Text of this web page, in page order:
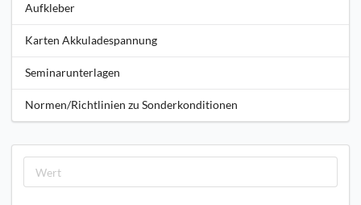
Aufkleber
Karten Akkuladespannung
Seminarunterlagen
Normen/Richtlinien zu Sonderkonditionen